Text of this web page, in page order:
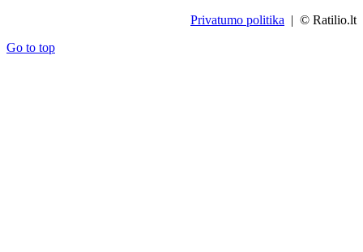
Privatumo politika | © Ratilio.lt
Go to top